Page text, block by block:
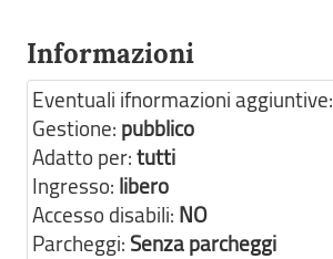
Informazioni
Eventuali ifnormazioni aggiuntive:
Gestione: pubblico
Adatto per:tutti
Ingresso: libero
Accesso disabili: NO
Parcheggi: Senza parcheggi